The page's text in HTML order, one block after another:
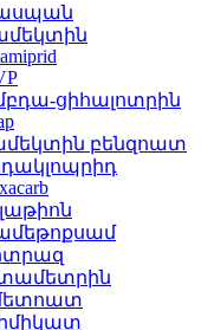
ցիհալոտրին
բենզոատ